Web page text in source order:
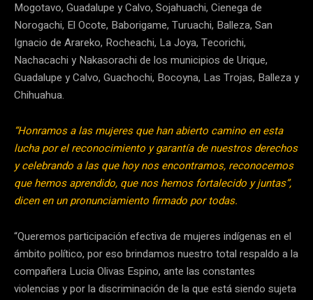
Mogotavo, Guadalupe y Calvo, Sojahuachi, Cienega de
Norogachi, El Ocote, Baborigame, Turuachi, Balleza, San
Ignacio de Arareko, Rocheachi, La Joya, Tecorichi,
Nachacachi y Nakasorachi de los municipios de Urique,
Guadalupe y Calvo, Guachochi, Bocoyna, Las Trojas, Balleza y
Chihuahua.
“Honramos a las mujeres que han abierto camino en esta
lucha por el reconocimiento y garantía de nuestros derechos
y celebrando a las que hoy nos encontramos, reconocemos
que hemos aprendido, que nos hemos fortalecido y juntas”,
dicen en un pronunciamiento firmado por todas.
“Queremos participación efectiva de mujeres indígenas en el
ámbito político, por eso brindamos nuestro total respaldo a la
compañera Lucia Olivas Espino, ante las constantes
violencias y por la discriminación de la que está siendo sujeta